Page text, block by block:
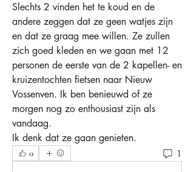
Slechts 2 vinden het te koud en de
andere zeggen dat ze geen watjes zijn
en dat ze graag mee willen. Ze zullen
zich goed kleden en we gaan met 12
personen de eerste van de 2 kapellen- en
kruizentochten fietsen naar Nieuw
Vossenven. Ik ben benieuwd of ze
morgen nog zo enthousiast zijn als
vandaag.
Ik denk dat ze gaan genieten.
0 1